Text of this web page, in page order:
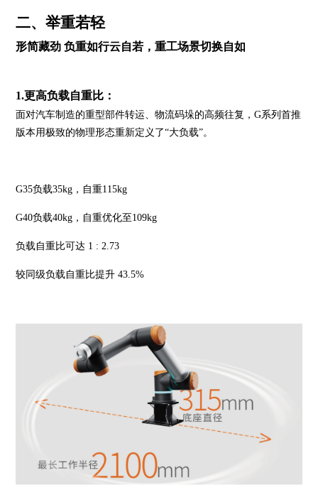
二、举重若轻
形简藏劲 负重如行云自若，重工场景切换自如
1.更高负载自重比：
面对汽车制造的重型部件转运、物流码垛的高频往复，G系列首推
版本用极致的物理形态重新定义了“大负载”。
G35负载35kg，自重115kg
G40负载40kg，自重优化至109kg
负载自重比可达 1 : 2.73
较同级负载自重比提升 43.5%